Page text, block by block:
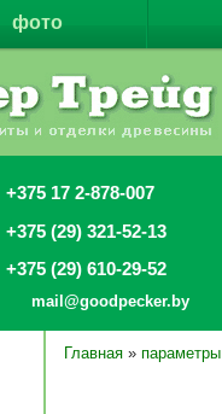
фото
+375 17 2-878-007
+375 (29) 321-52-13
+375 (29) 610-29-52
mail@goodpecker.by
Главная » параметры